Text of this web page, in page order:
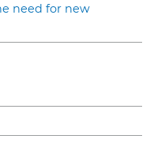
need for new